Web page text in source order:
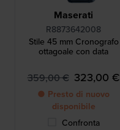
Maserati
R8873642008
Stile 45 mm Cronografo
ottagoale con data
359,00 € 323,00 €
● Presto di nuovo
disponibile
Confronta